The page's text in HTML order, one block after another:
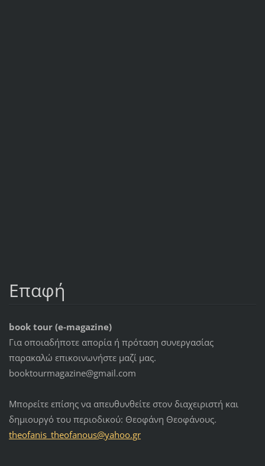
Επαφή
book tour (e-magazine)
Για οποιαδήποτε απορία ή πρόταση συνεργασίας
παρακαλώ επικοινωνήστε μαζί μας.
booktourmagazine@gmail.com
Μπορείτε επίσης να απευθυνθείτε στον διαχειριστή και
δημιουργό του περιοδικού: Θεοφάνη Θεοφάνους.
theofanis_theofanous@yahoo.gr